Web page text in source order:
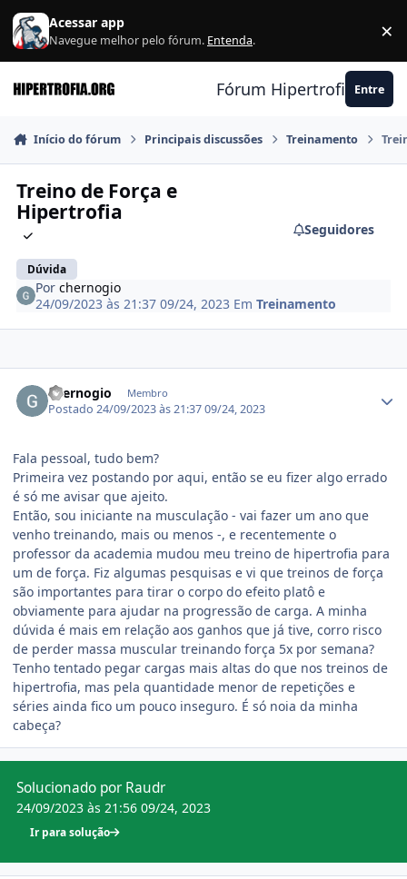
Ir para conteúdo
Acessar app
Navegue melhor pelo fórum. Entenda. ×
Fórum Hipertrofia.org
Entre
Início do fórum Principais discussões Treinamento
Treino de Força e
Hipertrofia
Dúvida
Seguidores
Porchernogio
24/09/2023 às 21:3709/24, 2023 EmTreinamento
chernogio Membro
Postado24/09/2023 às 21:3709/24, 2023
Fala pessoal, tudo bem?
Primeira vez postando por aqui, então se eu fizer algo errado
é só me avisar que ajeito.
Então, sou iniciante na musculação - vai fazer um ano que
venho treinando, mais ou menos -, e recentemente o
professor da academia mudou meu treino de hipertrofia para
um de força. Fiz algumas pesquisas e vi que treinos de força
são importantes para tirar o corpo do efeito platô e
obviamente para ajudar na progressão de carga. A minha
dúvida é mais em relação aos ganhos que já tive, corro risco
de perder massa muscular treinando força 5x por semana?
Tenho tentado pegar cargas mais altas do que nos treinos de
hipertrofia, mas pela quantidade menor de repetições e
séries ainda fico um pouco inseguro. É só noia da minha
cabeça?
Solucionado por Raudr
24/09/2023 às 21:56 09/24, 2023
Ir para solução